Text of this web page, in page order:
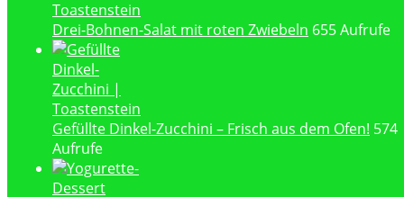
Drei-Bohnen-Salat mit roten Zwiebeln 655 Aufrufe
Gefüllte Dinkel-Zucchini – Frisch aus dem Ofen! 574
Aufrufe